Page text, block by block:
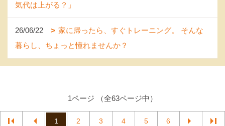
気代は上がる？」
26/06/22
家に帰ったら、すぐトレーニング。 そんな
暮らし、ちょっと憧れませんか？
1ページ （全63ページ中）
1 2 3 4 5 6